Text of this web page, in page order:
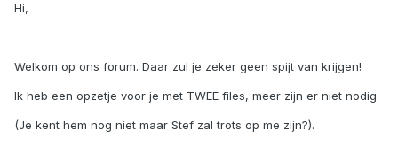
Hi,
Welkom op ons forum. Daar zul je zeker geen spijt van krijgen!
Ik heb een opzetje voor je met TWEE files, meer zijn er niet nodig.
(Je kent hem nog niet maar Stef zal trots op me zijn?).